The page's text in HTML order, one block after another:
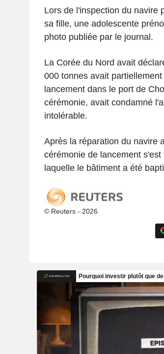
Lors de l'inspection du navire
sa fille, une adolescente
photo publiée par le journal.
La Corée du Nord avait
000 tonnes avait
lancement dans le port de
cérémonie, avait condamné
intolérable.
Après la réparation du navire
cérémonie de lancement
laquelle le bâtiment a été
© Reuters - 2026